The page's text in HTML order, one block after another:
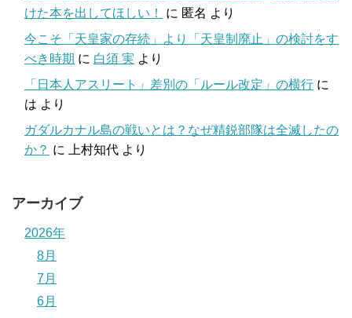
けた本を出してほしい！
に 匿名 より
今こそ「天皇家の存続」より「天皇制廃止」の検討をす
べき時期 に 白須 実 より
「日本人アスリート」差別の「ルール改定」の横行 に
は より
ガダルカナル島の戦いとは？なぜ精鋭部隊は全滅したの
か？ に 上村知代 より
アーカイブ
2026年
8月
7月
6月